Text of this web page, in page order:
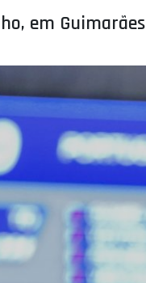
em Guimarães